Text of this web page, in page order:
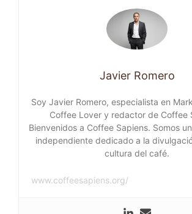
Javier Romero
Soy Javier Romero, especialista en
Coffee Lover y redactor de Coffee
Bienvenidos a Coffee Sapiens. Somos
independiente dedicado a la
cultura del café.
www.coffeesapiens.org/